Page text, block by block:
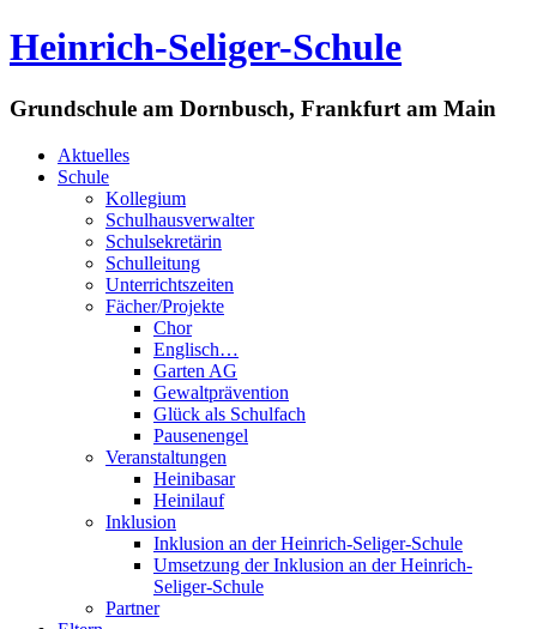
Heinrich-Seliger-Schule
Grundschule am Dornbusch, Frankfurt am Main
Aktuelles
Schule
Kollegium
Schulhausverwalter
Schulsekretärin
Schulleitung
Unterrichtszeiten
Fächer/Projekte
Chor
Englisch…
Garten AG
Gewaltprävention
Glück als Schulfach
Pausenengel
Veranstaltungen
Heinibasar
Heinilauf
Inklusion
Inklusion an der Heinrich-Seliger-Schule
Umsetzung der Inklusion an der Heinrich-
Seliger-Schule
Partner